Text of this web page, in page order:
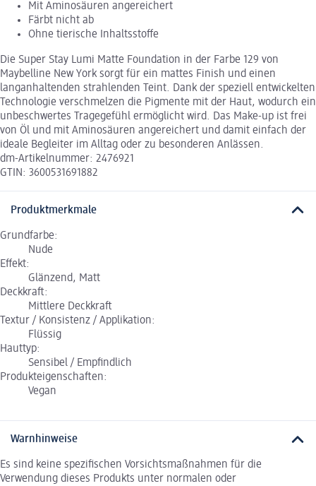
Mit Aminosäuren angereichert
Färbt nicht ab
Ohne tierische Inhaltsstoffe
Die Super Stay Lumi Matte Foundation in der Farbe 129 von
Maybelline New York sorgt für ein mattes Finish und einen
langanhaltenden strahlenden Teint. Dank der speziell entwickelten
Technologie verschmelzen die Pigmente mit der Haut, wodurch ein
unbeschwertes Tragegefühl ermöglicht wird. Das Make-up ist frei
von Öl und mit Aminosäuren angereichert und damit einfach der
ideale Begleiter im Alltag oder zu besonderen Anlässen.
dm-Artikelnummer: 2476921
GTIN: 3600531691882
Produktmerkmale
Grundfarbe:
Nude
Effekt:
Glänzend, Matt
Deckkraft:
Mittlere Deckkraft
Textur / Konsistenz / Applikation:
Flüssig
Hauttyp:
Sensibel / Empfindlich
Produkteigenschaften:
Vegan
Warnhinweise
Es sind keine spezifischen Vorsichtsmaßnahmen für die
Verwendung dieses Produkts unter normalen oder